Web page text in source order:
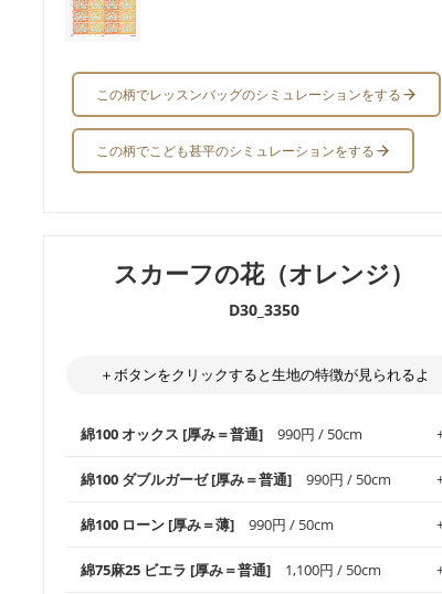
この柄でレッスンバッグのシミュレーションをする
この柄でこども甚平のシミュレーションをする
スカーフの花（オレンジ）
D30_3350
＋ボタンをクリックすると生地の特徴が見られるよ
綿100 オックス [厚み＝普通] 990円 / 50cm
使いやすさNo.1！しなやかさと適度な張りを併せ持ち、
通気性の高さがオックス生地の特徴です。当サイトのオ
縫いやすいため、布小物全般にお使いいただけます。
綿100 ダブルガーゼ [厚み＝普通] 990円 / 50cm
柔らかくふんわりとした肌触りが特徴です。ベビー用品
やハンカチなど直接肌に触れるアイテムに最適です。高
綿100 ローン [厚み＝薄] 990円 / 50cm
綿75麻25 ビエラ [厚み＝普通] 1,100円 / 50cm